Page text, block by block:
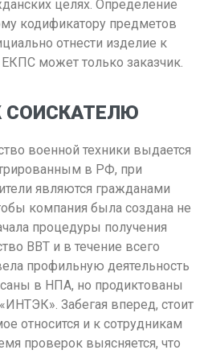
целях. Определение
кодификатору предметов
отнести изделие к
может только заказчик.
СОИСКАТЕЛЮ
военной техники выдается
в РФ, при
являются гражданами
компания была создана не
процедуры получения
ВВТ и в течение всего
профильную деятельность
в НПА, но продиктованы
Забегая вперед, стоит
относится и к сотрудникам
проверок выясняется, что